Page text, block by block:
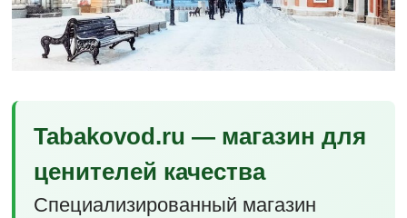
Tabakovod.ru — магазин для
ценителей качества
Специализированный магазин